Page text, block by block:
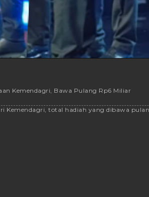
Kemendagri, Bawa Pulang Rp6 Miliar
Kemendagri, total hadiah yang dibawa